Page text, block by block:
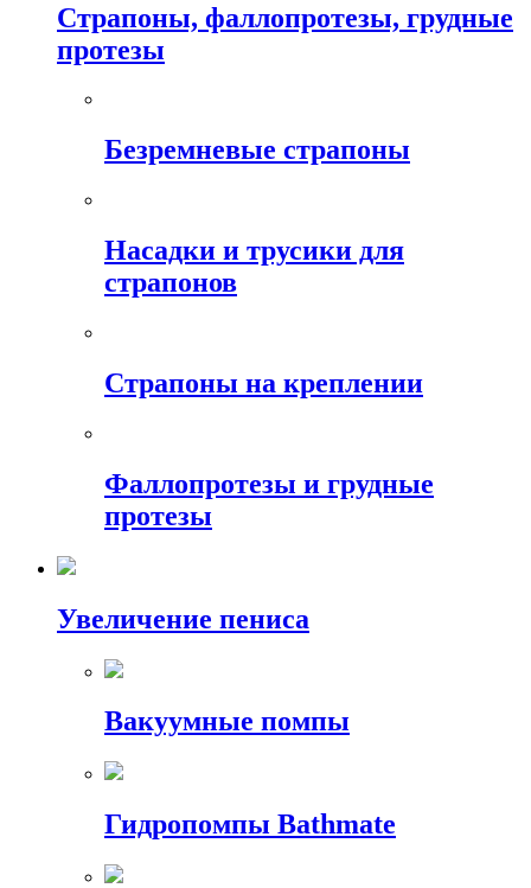
Страпоны, фаллопротезы, грудные
протезы
Безремневые страпоны
Насадки и трусики для
страпонов
Страпоны на креплении
Фаллопротезы и грудные
протезы
Увеличение пениса
Вакуумные помпы
Гидропомпы Bathmate